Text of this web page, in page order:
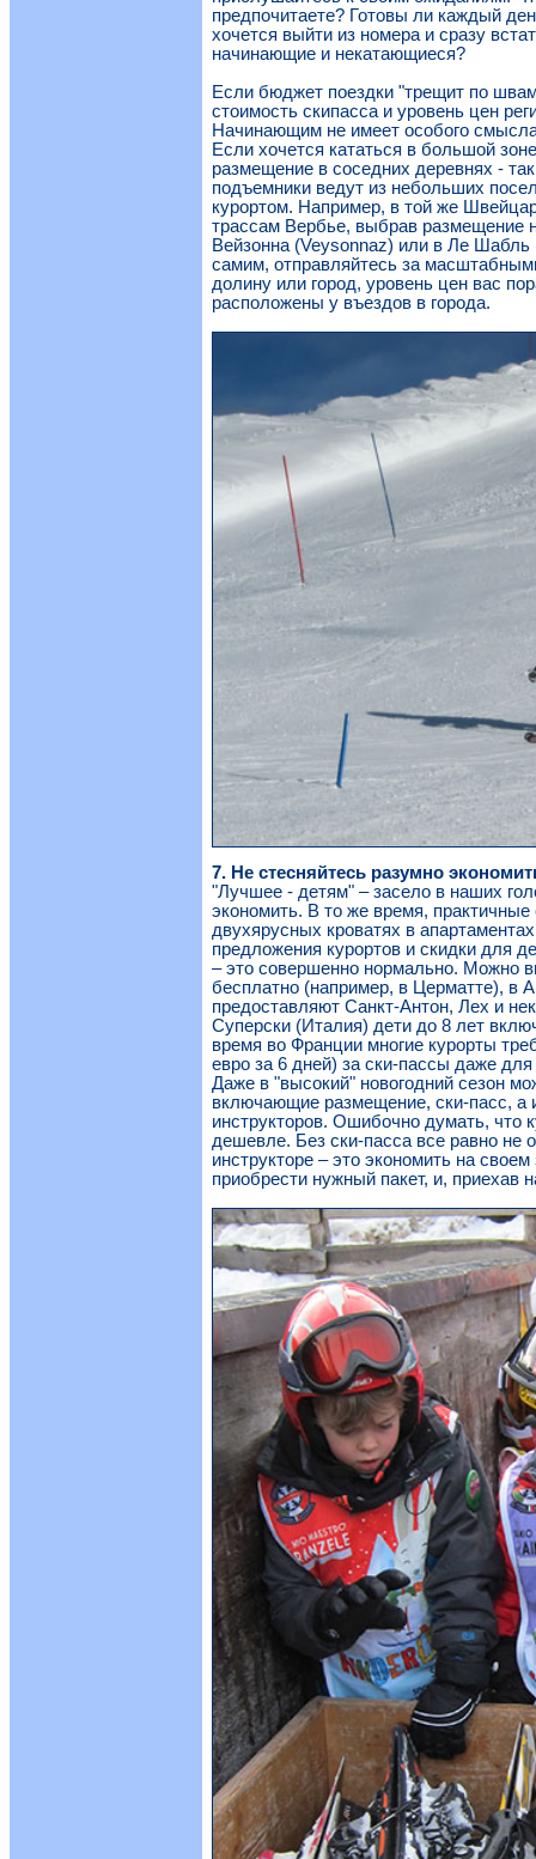
предпочитаете? Готовы ли каждый
хочется выйти из номера и сразу
начинающие и некатающиеся?
Если бюджет поездки "трещит по
стоимость скипасса и уровень цен
Начинающим не имеет особого
Если хочется кататься в большой
размещение в соседних деревнях -
подъемники ведут из небольших
курортом. Например, в той же
трассам Вербье, выбрав размещение
Вейзонна (Veysonnaz) или в Ле Шабль
самим, отправляйтесь за
долину или город, уровень цен вас
расположены у въездов в города.
7. Не стесняйтесь разумно
"Лучшее - детям" – засело в наших
экономить. В то же время,
двухярусных кроватях в
предложения курортов и скидки для
– это совершенно нормально. Можно
бесплатно (например, в Церматте), в
предоставляют Санкт-Антон, Лех и
Суперски (Италия) дети до 8 лет
время во Франции многие курорты
евро за 6 дней) за ски-пассы даже
Даже в "высокий" новогодний сезон
включающие размещение, ски-пасс, а
инструкторов. Ошибочно думать, что
дешевле. Без ски-пасса все равно не
инструкторе – это экономить на
приобрести нужный пакет, и, приехав